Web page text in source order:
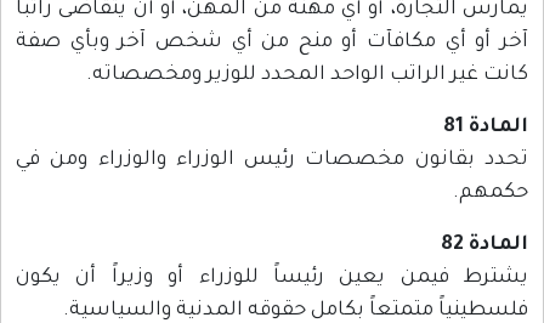
يمارس التجارة، أو أي مهنة من المهن، أو أن يتقاضى راتباً
آخر أو أي مكافآت أو منح من أي شخص آخر وبأي صفة
كانت غير الراتب الواحد المحدد للوزير ومخصصاته.
المادة 81
تحدد بقانون مخصصات رئيس الوزراء والوزراء ومن في
حكمهم.
المادة 82
يشترط فيمن يعين رئيساً للوزراء أو وزيراً أن يكون
فلسطينياً متمتعاً بكامل حقوقه المدنية والسياسية.